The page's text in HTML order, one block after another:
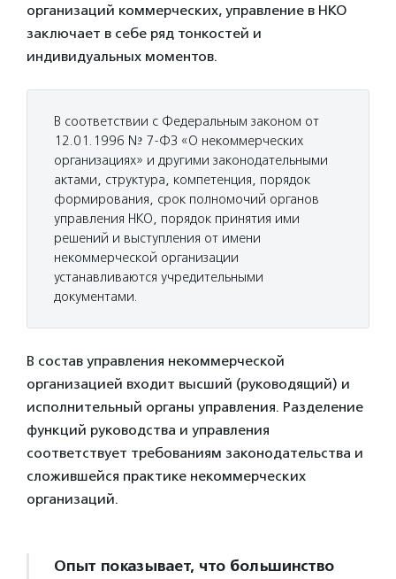
организаций коммерческих, управление в НКО
заключает в себе ряд тонкостей и
индивидуальных моментов.
В соответствии с Федеральным законом от
12.01.1996 № 7-ФЗ «О некоммерческих
организациях» и другими законодательными
актами, структура, компетенция, порядок
формирования, срок полномочий органов
управления НКО, порядок принятия ими
решений и выступления от имени
некоммерческой организации
устанавливаются учредительными
документами.
В состав управления некоммерческой
организацией входит высший (руководящий) и
исполнительный органы управления. Разделение
функций руководства и управления
соответствует требованиям законодательства и
сложившейся практике некоммерческих
организаций.
Опыт показывает, что большинство